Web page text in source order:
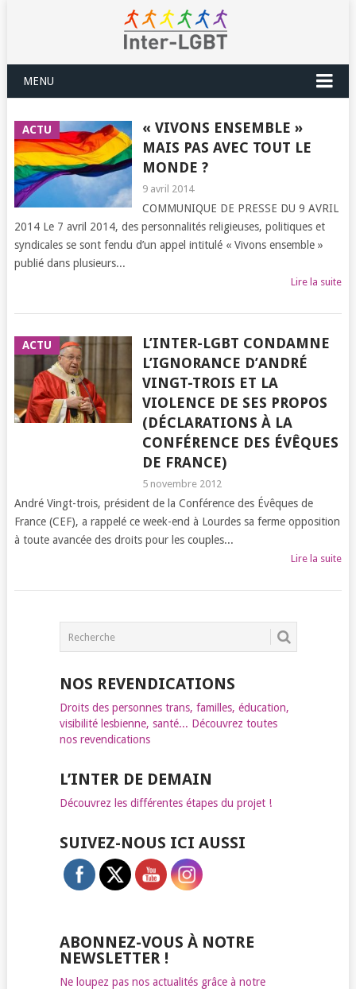
MENU
ACTU
« VIVONS ENSEMBLE »
MAIS PAS AVEC TOUT LE
MONDE ?
9 avril 2014
COMMUNIQUE DE PRESSE DU 9 AVRIL
2014 Le 7 avril 2014, des personnalités religieuses, politiques et
syndicales se sont fendu d’un appel intitulé « Vivons ensemble »
publié dans plusieurs...
Lire la suite
ACTU
L’INTER-LGBT CONDAMNE
L’IGNORANCE D’ANDRÉ
VINGT-TROIS ET LA
VIOLENCE DE SES PROPOS
(DÉCLARATIONS À LA
CONFÉRENCE DES ÉVÊQUES
DE FRANCE)
5 novembre 2012
André Vingt-trois, président de la Conférence des Évêques de
France (CEF), a rappelé ce week-end à Lourdes sa ferme opposition
à toute avancée des droits pour les couples...
Lire la suite
POSTS
NAVIGATION
NOS REVENDICATIONS
Droits des personnes trans, familles, éducation,
visibilité lesbienne, santé... Découvrez toutes
nos revendications
L’INTER DE DEMAIN
Découvrez les différentes étapes du projet !
SUIVEZ-NOUS ICI AUSSI
ABONNEZ-VOUS À NOTRE
NEWSLETTER !
Ne loupez pas nos actualités grâce à notre